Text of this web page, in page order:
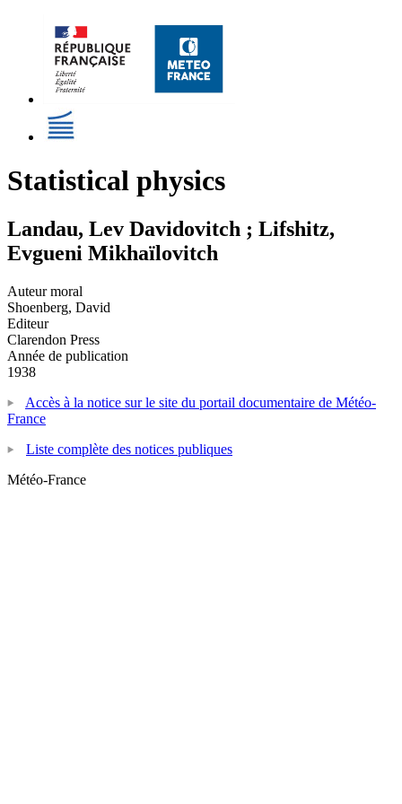
Statistical physics
Landau, Lev Davidovitch ; Lifshitz,
Evgueni Mikhaïlovitch
Auteur moral
Shoenberg, David
Editeur
Clarendon Press
Année de publication
1938
Accès à la notice sur le site du portail documentaire de Météo-
France
Liste complète des notices publiques
Météo-France